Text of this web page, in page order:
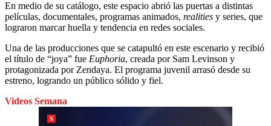
En medio de su catálogo, este espacio abrió las puertas a distintas
películas, documentales, programas animados, realities y series, que
lograron marcar huella y tendencia en redes sociales.
Una de las producciones que se catapultó en este escenario y recibió
el título de “joya” fue Euphoria, creada por Sam Levinson y
protagonizada por Zendaya. El programa juvenil arrasó desde su
estreno, logrando un público sólido y fiel.
Videos Semana